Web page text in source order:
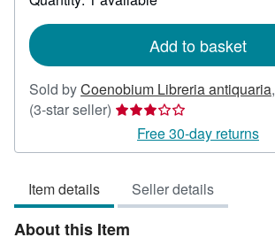
Add to basket
Sold byCoenobium Libreria antiquaria,
(3-star seller) Seller
rating
3
5
stars
Free 30-day returns
Item details Seller details
About this Item